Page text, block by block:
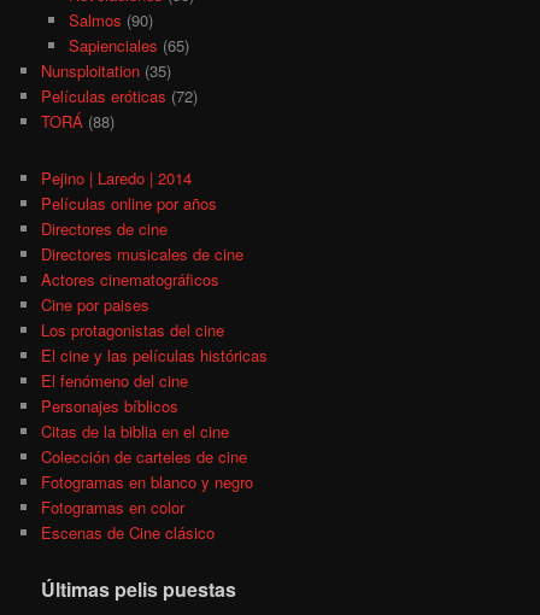
Salmos (90)
Sapienciales (65)
Nunsploitation (35)
Películas eróticas (72)
TORÁ (88)
Pejino | Laredo | 2014
Películas online por años
Directores de cine
Directores musicales de cine
Actores cinematográficos
Cine por paises
Los protagonistas del cine
El cine y las películas históricas
El fenómeno del cine
Personajes bíblicos
Citas de la biblia en el cine
Colección de carteles de cine
Fotogramas en blanco y negro
Fotogramas en color
Escenas de Cine clásico
Últimas pelis puestas